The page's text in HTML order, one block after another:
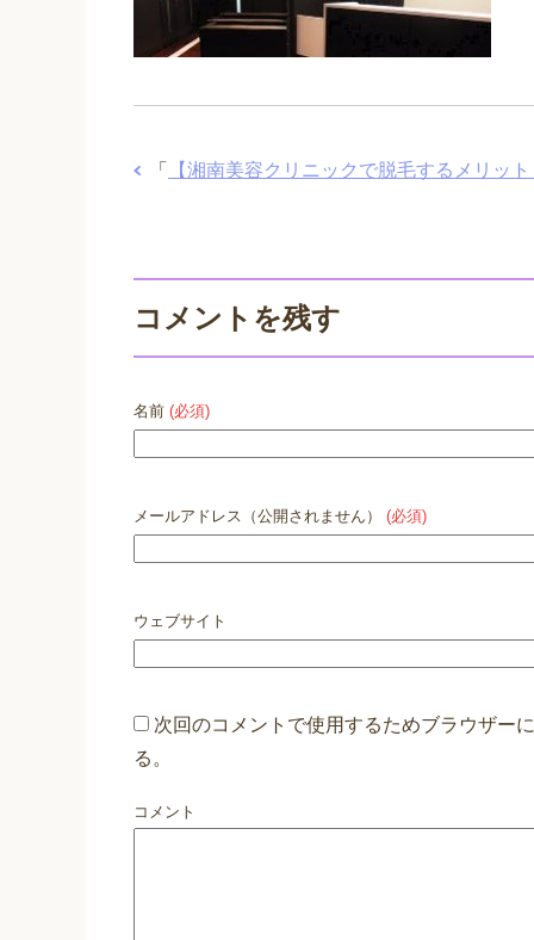
「 【湘南美容クリニックで脱毛するメリッ
コメントを残す
名前 (必須)
メールアドレス（公開されません） (必須)
ウェブサイト
次回のコメントで使用するためブラウザー
る。
コメント